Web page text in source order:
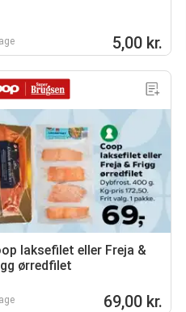
5,00 kr.
laksefilet eller Freja &
ørredfilet
69,00 kr.